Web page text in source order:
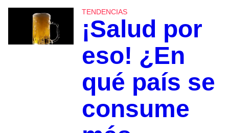
TENDENCIAS
¡Salud por
eso! ¿En
qué país se
consume